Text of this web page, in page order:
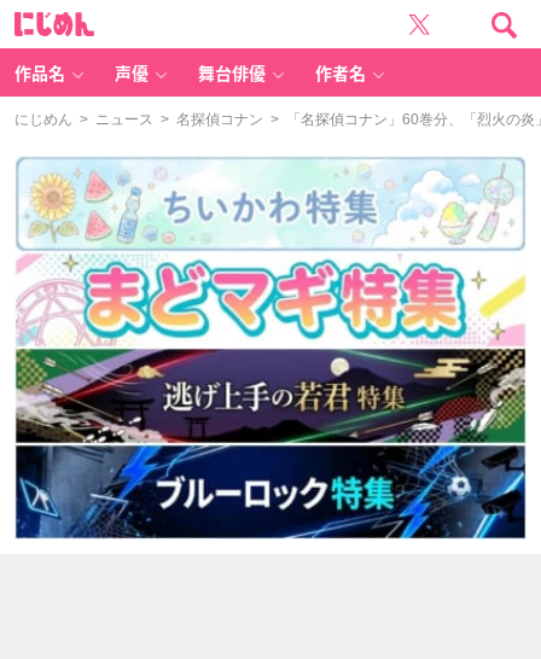
作品名 声優 舞台俳優 作者名
にじめん > ニュース > 名探偵コナン > 「名探偵コナン」60巻分、「烈火の